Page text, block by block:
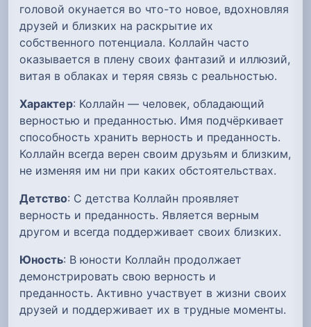
головой окунается во что-то новое, вдохновляя
друзей и близких на раскрытие их
собственного потенциала. Коллайн часто
оказывается в плену своих фантазий и иллюзий,
витая в облаках и теряя связь с реальностью.
Характер: Коллайн — человек, обладающий
верностью и преданностью. Имя подчёркивает
способность хранить верность и преданность.
Коллайн всегда верен своим друзьям и близким,
не изменяя им ни при каких обстоятельствах.
Детство: С детства Коллайн проявляет
верность и преданность. Является верным
другом и всегда поддерживает своих близких.
Юность: В юности Коллайн продолжает
демонстрировать свою верность и
преданность. Активно участвует в жизни своих
друзей и поддерживает их в трудные моменты.